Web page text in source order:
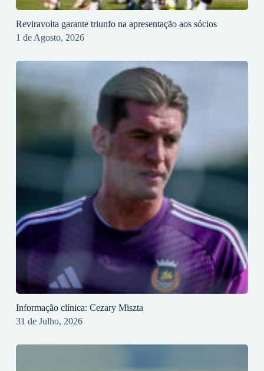
Reviravolta garante triunfo na apresentação aos sócios
1 de Agosto, 2026
Informação clínica: Cezary Miszta
31 de Julho, 2026